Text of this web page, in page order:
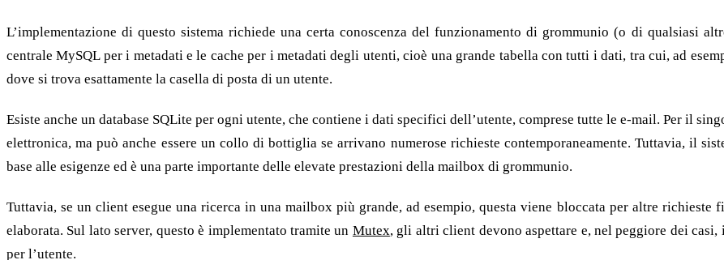
L’implementazione di questo sistema richiede una certa conoscenza del funzionamento di grommunio (o di qualsiasi
centrale MySQL per i metadati e le cache per i metadati degli utenti, cioè una grande tabella con tutti i dati, tra cui, ad
dove si trova esattamente la casella di posta di un utente.
Esiste anche un database SQLite per ogni utente, che contiene i dati specifici dell’utente, comprese tutte le e-mail. Per il
elettronica, ma può anche essere un collo di bottiglia se arrivano numerose richieste contemporaneamente. Tuttavia, il
base alle esigenze ed è una parte importante delle elevate prestazioni della mailbox di grommunio.
Tuttavia, se un client esegue una ricerca in una mailbox più grande, ad esempio, questa viene bloccata per altre
elaborata. Sul lato server, questo è implementato tramite un Mutex, gli altri client devono aspettare e, nel peggiore dei
per l’utente.